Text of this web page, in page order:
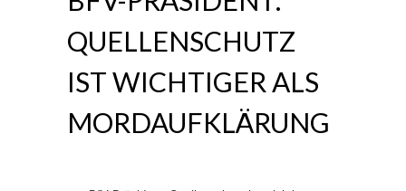
QUELLENSCHUTZ
IST WICHTIGER ALS
MORDAUFKLÄRUNG